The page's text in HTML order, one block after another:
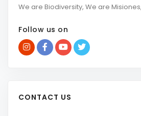
We are Biodiversity, We are
Follow us on
CONTACT US